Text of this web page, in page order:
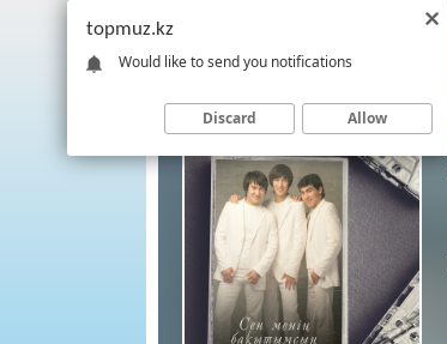
topmuz.kz
Would like to send you notifications
Discard Allow